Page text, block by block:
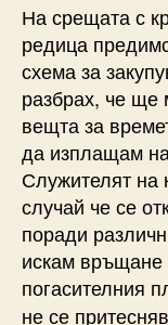
На срещата с
редица
схема за
разбрах, че ще
вещта за
да изплащам
Служителят на
случай че се
поради
искам връщане
погасителния
не се